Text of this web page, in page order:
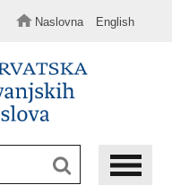
Naslovna English